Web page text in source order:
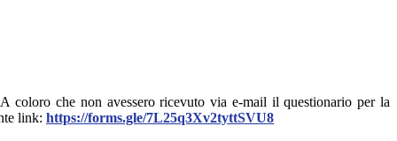
coloro che non avessero ricevuto via e-mail il questionario per la
link: https://forms.gle/7L25q3Xv2tyttSVU8